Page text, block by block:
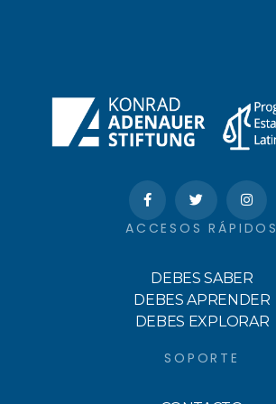
ACCESOS RÁPIDOS
DEBES SABER
DEBES APRENDER
DEBES EXPLORAR
SOPORTE